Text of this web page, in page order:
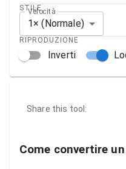
STILE
Velocità
1× (Normale)
RIPRODUZIONE
Inverti
Share this tool:
Come convertire